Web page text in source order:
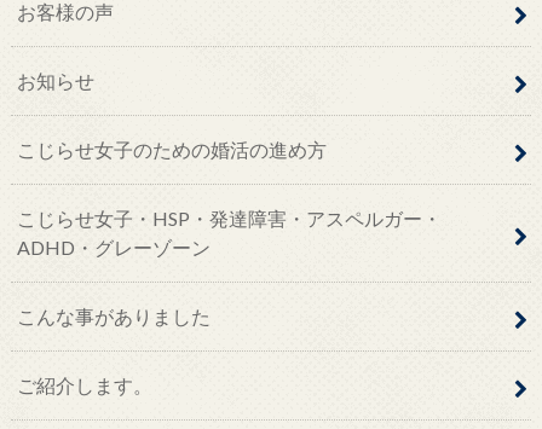
お客様の声
お知らせ
こじらせ女子のための婚活の進め方
こじらせ女子・HSP・発達障害・アスペルガー・
ADHD・グレーゾーン
こんな事がありました
ご紹介します。